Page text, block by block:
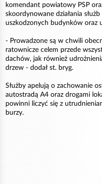
komendant powiatowy PSP
skoordynowane działania
uszkodzonych budynków oraz
- Prowadzone są w chwili
ratownicze celem przede
dachów, jak również
drzew - dodał st. bryg.
Służby apelują o zachowanie
autostradą A4 oraz drogami
powinni liczyć się z
burzy.